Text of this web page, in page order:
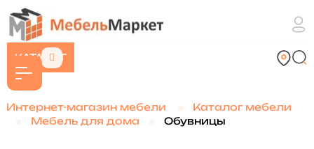
КАТАЛОГ
Интернет-магазин мебели
Каталог мебели
Мебель для дома
Обувницы